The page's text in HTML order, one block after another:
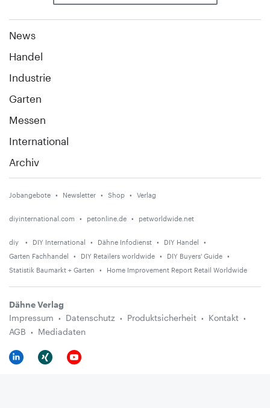
News
Handel
Industrie
Garten
Messen
International
Archiv
Jobangebote Newsletter Shop Verlag
diyinternational.com petonline.de petworldwide.net
diy DIY International Dähne Infodienst
DIY Handel
Garten Fachhandel
DIY Retailers worldwide
DIY Buyers' Guide
Statistik Baumarkt + Garten
Home Improvement Report Retail Worldwide
Dähne Verlag
Impressum
Datenschutz Produktsicherheit
Kontakt
AGB
Mediadaten